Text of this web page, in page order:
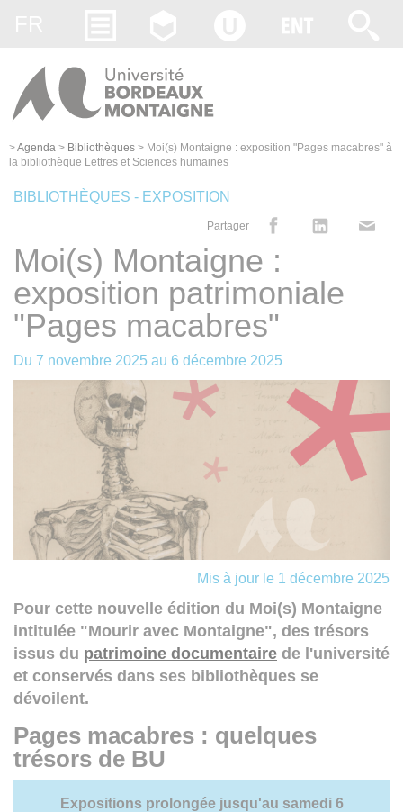
>Agenda > Bibliothèques > Moi(s) Montaigne : exposition "Pages macabres" à
la bibliothèque Lettres et Sciences humaines
BIBLIOTHÈQUES - EXPOSITION
Partager
Moi(s) Montaigne :
exposition patrimoniale
"Pages macabres"
Du 7 novembre 2025 au 6 décembre 2025
Mis à jour le 1 décembre 2025
Pour cette nouvelle édition du Moi(s) Montaigne
intitulée "Mourir avec Montaigne", des trésors
issus du patrimoine documentaire de l'université
et conservés dans ses bibliothèques se
dévoilent.
Pages macabres : quelques
trésors de BU
Expositions prolongée jusqu'au samedi 6